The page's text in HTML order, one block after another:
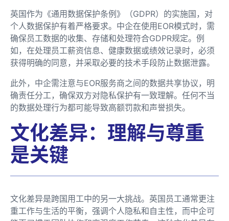
英国作为《通用数据保护条例》（GDPR）的实施国，对
个人数据保护有着严格要求。中企在使用EOR模式时，需
确保员工数据的收集、存储和处理符合GDPR规定。例
如，在处理员工薪资信息、健康数据或绩效记录时，必须
获得明确的同意，并采取必要的技术手段防止数据泄露。
此外，中企需注意与EOR服务商之间的数据共享协议，明
确责任分工，确保双方对隐私保护有一致理解。任何不当
的数据处理行为都可能导致高额罚款和声誉损失。
文化差异：理解与尊重
是关键
文化差异是跨国用工中的另一大挑战。英国员工通常更注
重工作与生活的平衡，强调个人隐私和自主性，而中企可